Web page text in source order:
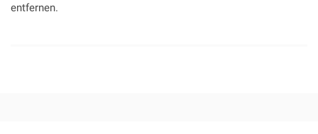
entfernen.